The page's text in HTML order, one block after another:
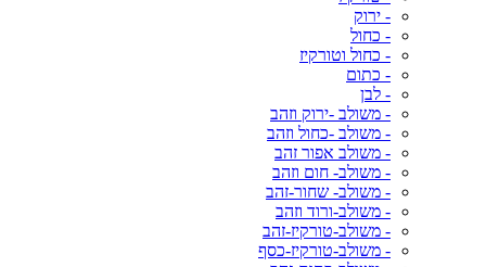
- ירוק
- כחול
- כחול וטורקיז
- כתום
- לבן
- משולב -ירוק וזהב
- משולב -כחול וזהב
- משולב אפור זהב
- משולב- חום וזהב
- משולב- שחור-זהב
- משולב-ורוד וזהב
- משולב-טורקיז-זהב
- משולב-טורקיז-כסף